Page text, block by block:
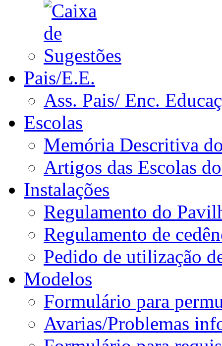
Pais/E.E.
Ass. Pais/ Enc.
Escolas
Memória Descritiva
Artigos das Escolas
Instalações
Regulamento do
Regulamento de
Pedido de utilização
Modelos
Formulário para
Avarias/Problemas